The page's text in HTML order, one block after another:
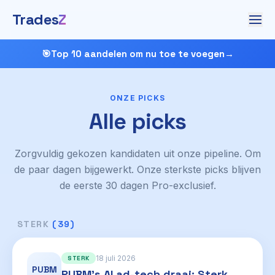
TradesZ
🎯Top 10 aandelen om nu toe te voegen →
ONZE PICKS
Alle picks
Zorgvuldig gekozen kandidaten uit onze pipeline. Om
de paar dagen bijgewerkt. Onze sterkste picks blijven
de eerste 30 dagen Pro-exclusief.
STERK (39)
PUBM
STERK 18 juli 2026